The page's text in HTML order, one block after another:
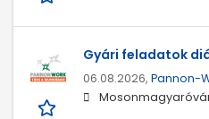
Gyári feladatok
06.08.2026, Pannon-